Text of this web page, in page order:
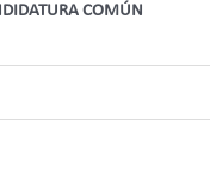
COMÚN